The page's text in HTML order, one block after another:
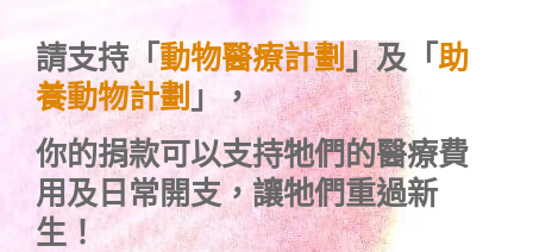
請支持「 動物醫療計劃」及「 助
養動物計劃 」，
你的捐款可以支持牠們的醫療費
用及日常開支，讓牠們重過新
生！